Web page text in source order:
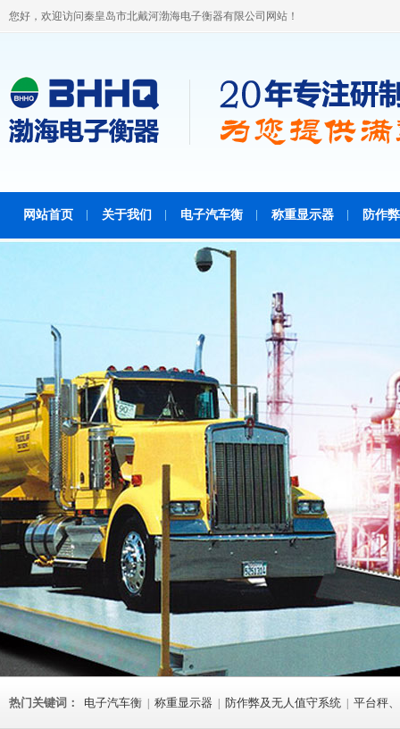
您好，欢迎访问秦皇岛市北戴河渤海电子衡器有限公司网站！
网站首页 关于我们 电子汽车衡 称重显示器 防作
热门关键词： 电子汽车衡 称重显示器 防作弊及无人值守系统 平台秤